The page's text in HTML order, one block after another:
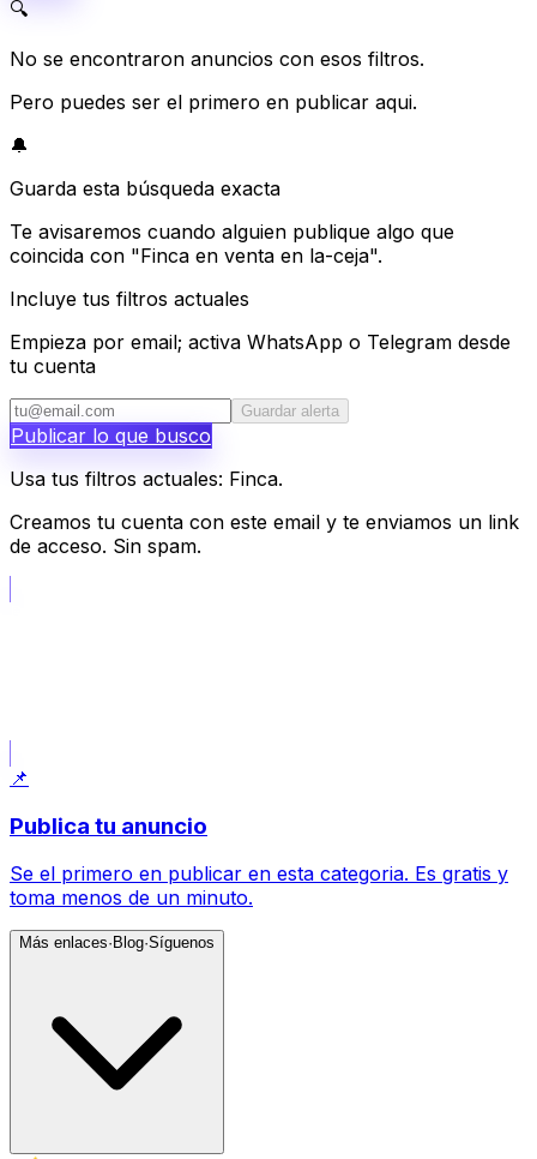
🔍
No se encontraron anuncios con esos filtros.
Pero puedes ser el primero en publicar aqui.
🔔
Guarda esta búsqueda exacta
Te avisaremos cuando alguien publique algo que
coincida con "Finca en venta en la-ceja".
Incluye tus filtros actuales
Empieza por email; activa WhatsApp o Telegram desde
tu cuenta
Guardar alerta
Publicar lo que busco
Usa tus filtros actuales: Finca.
Creamos tu cuenta con este email y te enviamos un link
de acceso. Sin spam.
📌
Publica tu anuncio
Se el primero en publicar en esta categoria. Es gratis y
toma menos de un minuto.
Más enlaces· Blog·Síguenos